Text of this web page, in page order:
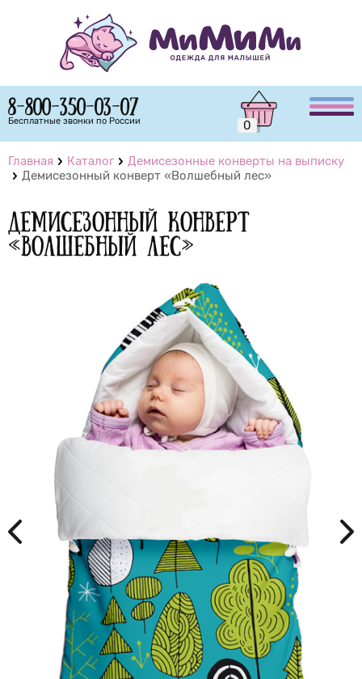
8-800-350-03-07
Бесплатные звонки по России 0
Главная Каталог
Демисезонные конверты на выписку
Демисезонный конверт «Волшебный лес»
Демисезонный конверт
«Волшебный лес»